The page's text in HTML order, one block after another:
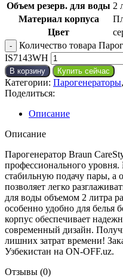
Объeм резерв. для воды 2
Материал корпуса
Цвет
Количество товара
IS7143WH
В корзину Купить сейчас
Категории: Парогенераторы,
Поделиться:
Описание
Описание
Парогенератор Braun
профессионального
стабильную подачу пары, а
позволяет легко
для воды объемом 2 литра
особенно удобно для белья
корпус обеспечивает
современный дизайн.
лишних затрат времени!
Узбекистан на ON-OFF.uz.
Отзывы (0)